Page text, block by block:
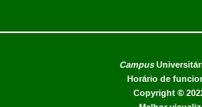
Campus
Horário de
Copyright ©